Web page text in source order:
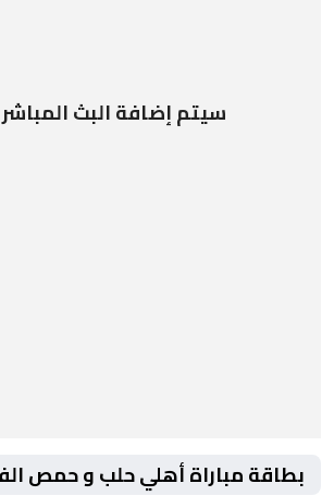
سيتم إضافة البث المباشر
بطاقة مباراة أهلي حلب و حمص